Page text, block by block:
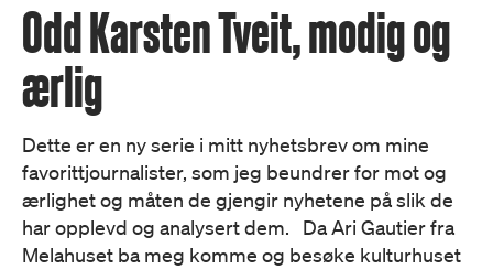
Odd Karsten Tveit, modig og
ærlig
Dette er en ny serie i mitt nyhetsbrev om mine
favorittjournalister, som jeg beundrer for mot og
ærlighet og måten de gjengir nyhetene på slik de
har opplevd og analysert dem. Da Ari Gautier fra
Melahuset ba meg komme og besøke kulturhuset